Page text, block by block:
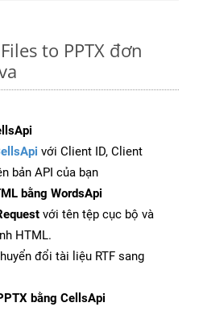
to PPTX đơn
với Client ID, Client
bản API của bạn
bằng WordsApi
với tên tệp cục bộ và
HTML.
đổi tài liệu RTF sang
bằng CellsApi